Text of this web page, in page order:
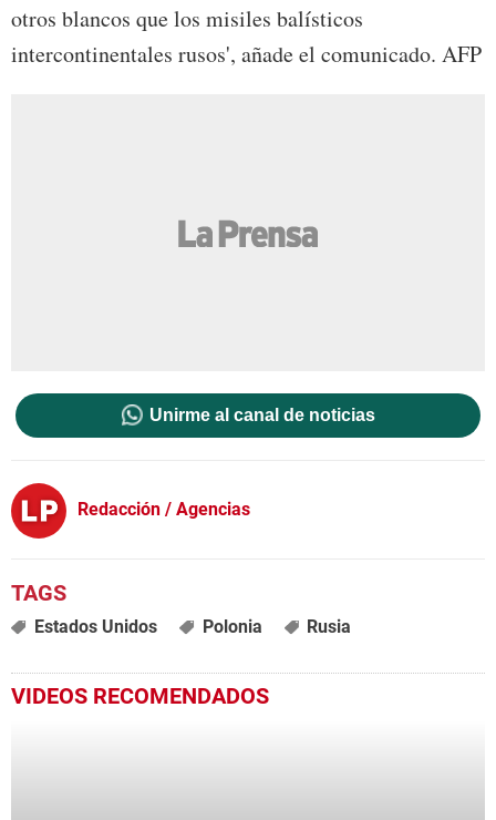
otros blancos que los misiles balísticos
intercontinentales rusos', añade el comunicado. AFP
Unirme al canal de noticias
Redacción / Agencias
Estados Unidos Polonia Rusia
VIDEOS RECOMENDADOS